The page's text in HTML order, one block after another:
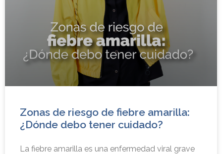
Zonas de riesgo de fiebre amarilla:
¿Dónde debo tener cuidado?
La fiebre amarilla es una enfermedad viral grave